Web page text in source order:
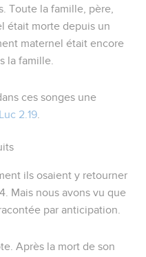
. Toute la famille, père,
était morte depuis un
maternel était encore
la famille.
ces songes une
Luc 2.19
ils osaient y retourner
Mais nous avons vu que
par anticipation.
Après la mort de son